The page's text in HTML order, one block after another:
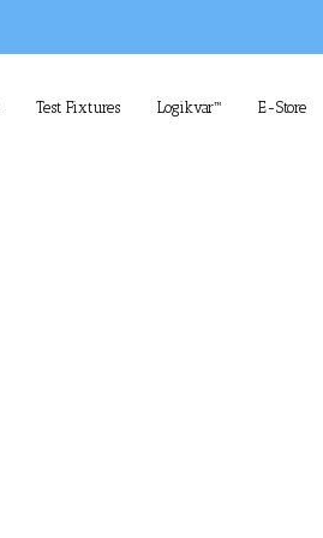
Test Fixtures Logikvar™ E-Store